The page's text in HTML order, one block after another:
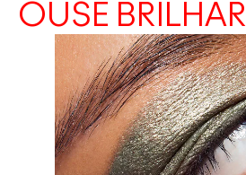
OUSE BRILHAR